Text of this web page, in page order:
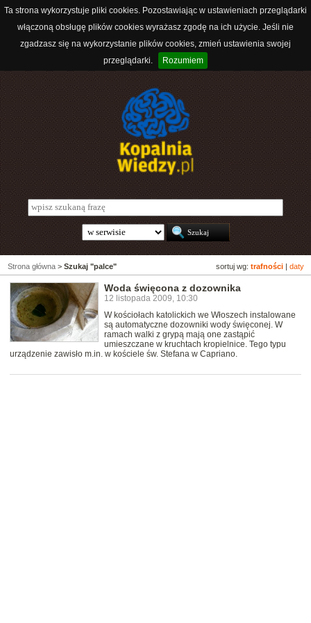
Ta strona wykorzystuje pliki cookies. Pozostawiając w ustawieniach przeglądarki
włączoną obsługę plików cookies wyrażasz zgodę na ich użycie. Jeśli nie
zgadzasz się na wykorzystanie plików cookies, zmień ustawienia swojej
przeglądarki.
Rozumiem
sortuj wg: trafności daty
Strona główna > Szukaj "palce"
Woda święcona z dozownika
12 listopada 2009, 10:30
W kościołach katolickich we Włoszech instalowane
są automatyczne dozowniki wody święconej. W
ramach walki z grypą mają one zastąpić
umieszczane w kruchtach kropielnice. Tego typu
urządzenie zawisło m.in. w kościele św. Stefana w Capriano.